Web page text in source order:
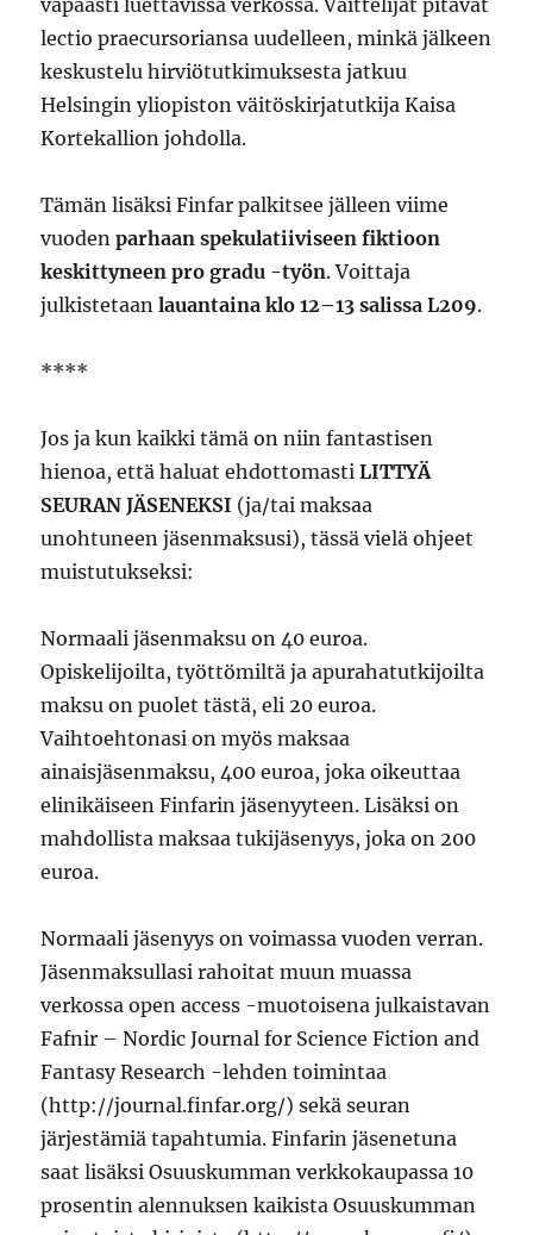
lectio praecursoriansa uudelleen, minkä jälkeen
keskustelu hirviötutkimuksesta jatkuu
Helsingin yliopiston väitöskirjatutkija Kaisa
Kortekallion johdolla.
Tämän lisäksi Finfar palkitsee jälleen viime
vuoden parhaan spekulatiiviseen fiktioon
keskittyneen pro gradu -työn. Voittaja
julkistetaan lauantaina klo 12–13 salissa L209.
****
Jos ja kun kaikki tämä on niin fantastisen
hienoa, että haluat ehdottomasti LITTYÄ
SEURAN JÄSENEKSI (ja/tai maksaa
unohtuneen jäsenmaksusi), tässä vielä ohjeet
muistutukseksi:
Normaali jäsenmaksu on 40 euroa.
Opiskelijoilta, työttömiltä ja apurahatutkijoilta
maksu on puolet tästä, eli 20 euroa.
Vaihtoehtonasi on myös maksaa
ainaisjäsenmaksu, 400 euroa, joka oikeuttaa
elinikäiseen Finfarin jäsenyyteen. Lisäksi on
mahdollista maksaa tukijäsenyys, joka on 200
euroa.
Normaali jäsenyys on voimassa vuoden verran.
Jäsenmaksullasi rahoitat muun muassa
verkossa open access -muotoisena julkaistavan
Fafnir – Nordic Journal for Science Fiction and
Fantasy Research -lehden toimintaa
(http://journal.finfar.org/) sekä seuran
järjestämiä tapahtumia. Finfarin jäsenetuna
saat lisäksi Osuuskumman verkkokaupassa 10
prosentin alennuksen kaikista Osuuskumman